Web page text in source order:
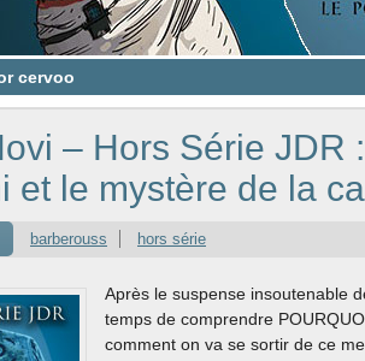
cervoo
– Hors Série JDR
et le mystère de la
barberouss hors série
Après le suspense insoutenable
temps de comprendre
comment on va se sortir de ce